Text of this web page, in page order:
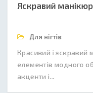
Яскравий
Для нігтів
Красивий і яскравий
елементів модного
акценти і...